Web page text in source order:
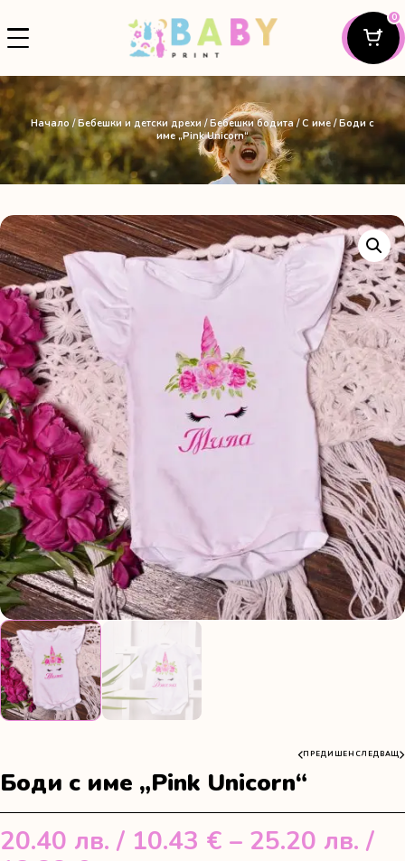
0
Начало/Бебешки и детски дрехи /Бебешки бодита/С име/ Боди с
име „Pink Unicorn“
ПРЕДИШЕН СЛЕДВАЩ
Боди с име „Pink Unicorn“
20.40 лв. / 10.43 € – 25.20 лв. /